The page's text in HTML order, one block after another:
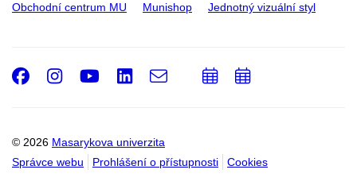
Obchodní centrum MU Munishop Jednotný vizuální styl
© 2026 Masarykova univerzita
Správce webu
Prohlášení o přístupnosti Cookies
Facebook
Instagram
Youtube
LinkedIn
e-
Email
PřidatPřidat